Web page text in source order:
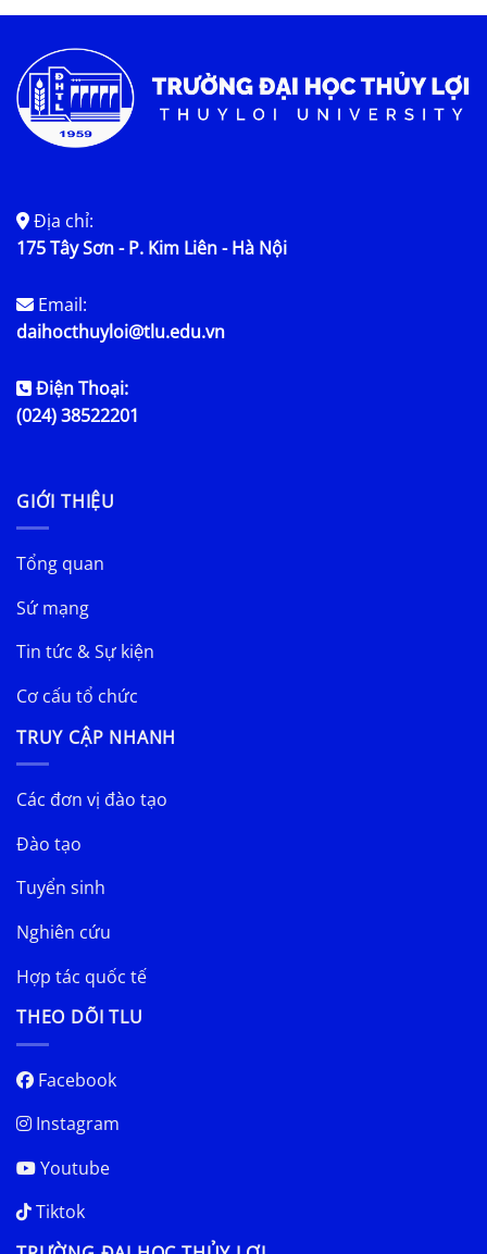
Tin tức chung
Địa chỉ:
175 Tây Sơn - P. Kim Liên - Hà Nội
Email:
daihocthuyloi@tlu.edu.vn
Điện Thoại:
(024) 38522201
GIỚI THIỆU
Tổng quan
Sứ mạng
Tin tức & Sự kiện
Cơ cấu tổ chức
TRUY CẬP NHANH
Các đơn vị đào tạo
Đào tạo
Tuyển sinh
Nghiên cứu
Hợp tác quốc tế
THEO DÕI TLU
Facebook
Instagram
Youtube
Tiktok